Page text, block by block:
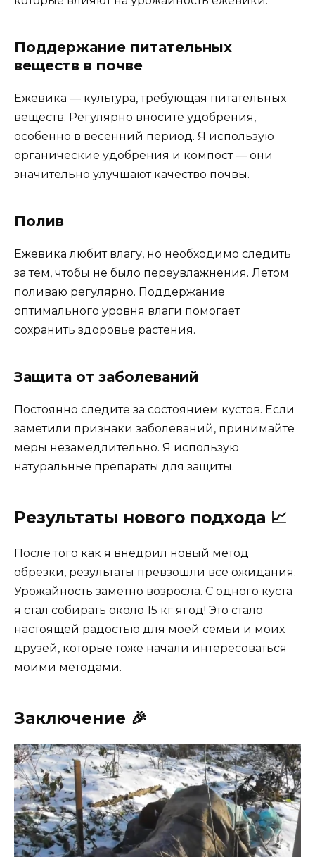
Поддержание питательных
веществ в почве
Ежевика — культура, требующая питательных
веществ. Регулярно вносите удобрения,
особенно в весенний период. Я использую
органические удобрения и компост — они
значительно улучшают качество почвы.
Полив
Ежевика любит влагу, но необходимо следить
за тем, чтобы не было переувлажнения. Летом
поливаю регулярно. Поддержание
оптимального уровня влаги помогает
сохранить здоровье растения.
Защита от заболеваний
Постоянно следите за состоянием кустов. Если
заметили признаки заболеваний, принимайте
меры незамедлительно. Я использую
натуральные препараты для защиты.
Результаты нового подхода 📈
После того как я внедрил новый метод
обрезки, результаты превзошли все ожидания.
Урожайность заметно возросла. С одного куста
я стал собирать около 15 кг ягод! Это стало
настоящей радостью для моей семьи и моих
друзей, которые тоже начали интересоваться
моими методами.
Заключение 🎉